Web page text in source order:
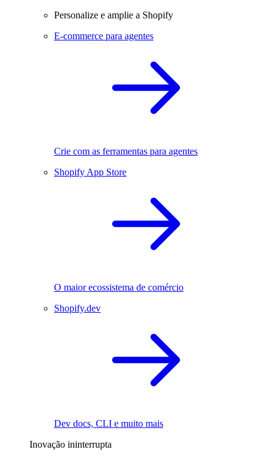
Personalize e amplie a Shopify
E-commerce para agentes
Crie com as ferramentas para agentes
Shopify App Store
O maior ecossistema de comércio
Shopify.dev
Dev docs, CLI e muito mais
Inovação ininterrupta